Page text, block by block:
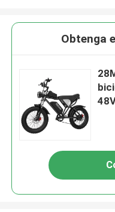
Obtenga